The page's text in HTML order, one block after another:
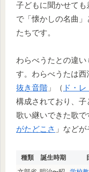
子どもに聞かせて
で「懐かしの名曲
たちです。
わらべうたとの違
す。わらべうたは西
抜き音階 」（ ド・レ
構成されており、
歌い継いできた歌で
がたどこさ 」などが
種類 誕生時期